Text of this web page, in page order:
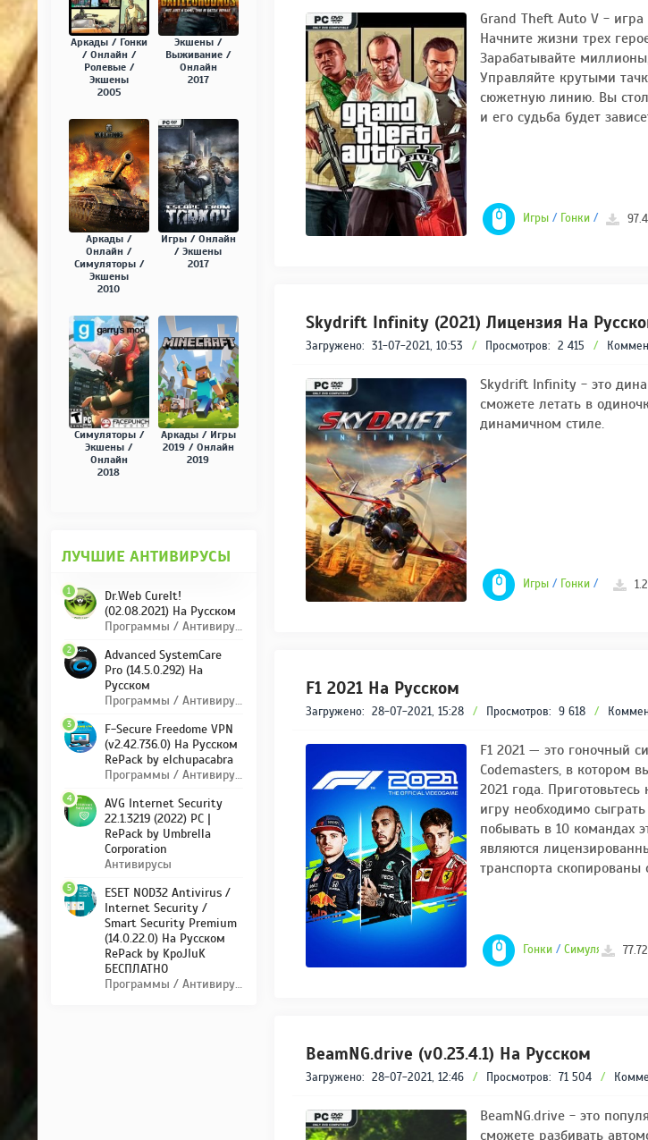
Grand Theft Auto V -
Начните жизни трех
Зарабатывайте
Управляйте крутыми
сюжетную линию. Вы
и его судьба будет
Игры/ Гонки/ Драки/
Skydrift Infinity (2021) Лицензия На
Загружено: 31-07-2021, 10:53 / Просмотров: 2 415 /
Skydrift Infinity - это
сможете летать в
динамичном стиле.
Игры/ Гонки/ Экшены
F1 2021 На Русском
Загружено: 28-07-2021, 15:28 / Просмотров: 9 618 /
F1 2021 — это гоночный
Codemasters, в котором
2021 года.
игру необходимо
побывать в 10 командах
являются
транспорта скопированы
Гонки/Симуляторы/
BeamNG.drive (v0.23.4.1) На Русском
Загружено: 28-07-2021, 12:46 / Просмотров: 71 504 /
BeamNG.drive - это
сможете разбивать
Аркады / Гонки
/ Онлайн /
Ролевые /
Экшены
2005
Экшены /
Выживание /
Онлайн
2017
Аркады /
Онлайн /
Симуляторы /
Экшены
2010
Игры / Онлайн
/ Экшены
2017
Симуляторы /
Экшены /
Онлайн
2018
Аркады / Игры
2019 / Онлайн
2019
ЛУЧШИЕ АНТИВИРУСЫ
Dr.Web CureIt!
(02.08.2021) На Русском
Программы / Антивирусы
1
Advanced SystemCare
Pro (14.5.0.292) На
Русском
Программы / Антивирусы
2
F-Secure Freedome VPN
(v2.42.736.0) На Русском
RePack by elchupacabra
Программы / Антивирусы
3
AVG Internet Security
22.1.3219 (2022) PC |
RePack by Umbrella
Corporation
Антивирусы
4
ESET NOD32 Antivirus /
Internet Security /
Smart Security Premium
(14.0.22.0) На Русском
RePack by KpoJIuK
БЕСПЛАТНО
Программы / Антивирусы
5